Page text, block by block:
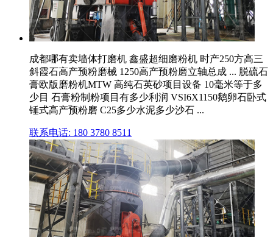
成都哪有卖墙体打磨机 鑫盛超细磨粉机 时产250方高三
斜霞石高产预粉磨械 1250高产预粉磨立轴总成 ... 脱硫石
膏欧版磨粉机MTW 高纯石英砂项目设备 10毫米等于多
少目 石膏粉制粉项目有多少利润 VSI6X1150鹅卵石卧式
锤式高产预粉磨 C25多少水泥多少沙石 ...
联系电话: 180 3780 8511